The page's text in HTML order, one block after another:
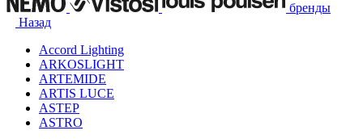
бренды
Назад
Accord Lighting
ARKOSLIGHT
ARTEMIDE
ARTIS LUCE
ASTEP
ASTRO